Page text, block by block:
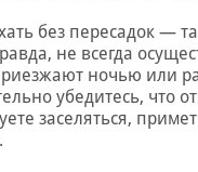
без пересадок —
не всегда
ночью или
убедитесь, что
заселяться, примет